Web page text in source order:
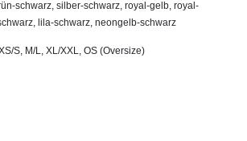
schwarz, silber-schwarz, royal-gelb, royal-
lila-schwarz, neongelb-schwarz
S, M/L, XL/XXL, OS (Oversize)